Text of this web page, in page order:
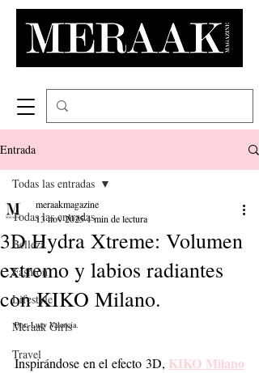
Entrada
Todas las entradas
Belleza
Fashion
Lifestyle
Meraak Girls
Travel
Todas las entradas
3D Hydra Xtreme: Volumen
extremo y labios radiantes
con KIKO Milano.
meraakmagazine
13 nov 20251 min de lectura
Por: Lucy Valencia.
Inspirándose en el efecto 3D, KIKO Milano